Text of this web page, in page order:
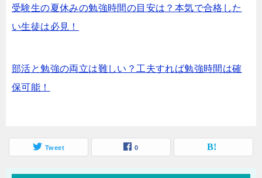
受験生の夏休みの勉強時間の目安は？本気で合格した
い生徒は必見！
部活と勉強の両立は難しい？工夫すれば勉強時間は確
保可能！
Tweet 0